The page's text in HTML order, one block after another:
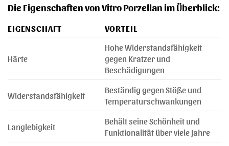
Die Eigenschaften von Vitro Porzellan im Überblick:
EIGENSCHAFT VORTEIL
Härte
Hohe Widerstandsfähigkeit
gegen Kratzer und
Beschädigungen
Widerstandsfähigkeit
Beständig gegen Stöße und
Temperaturschwankungen
Langlebigkeit
Behält seine Schönheit und
Funktionalität über viele Jahre